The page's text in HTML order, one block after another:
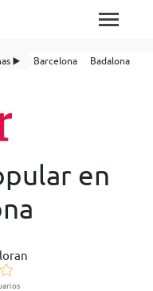
▶️ Barcelona
Badalona
en